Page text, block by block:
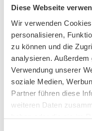
Diese Webseite
Wir verwenden
personalisieren,
zu können und die
analysieren.
Verwendung unserer
soziale Medien,
Partner führen diese
weiteren Daten
haben oder die sie im
Lower Body |
COURSE
Interval